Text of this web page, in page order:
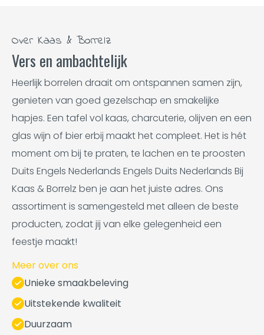
Over Kaas & Borrelz
Vers en ambachtelijk
Heerlijk borrelen draait om ontspannen samen zijn,
genieten van goed gezelschap en smakelijke
hapjes. Een tafel vol kaas, charcuterie, olijven en een
glas wijn of bier erbij maakt het compleet. Het is hét
moment om bij te praten, te lachen en te proosten
Duits Engels Nederlands Engels Duits Nederlands Bij
Kaas & Borrelz ben je aan het juiste adres. Ons
assortiment is samengesteld met alleen de beste
producten, zodat jij van elke gelegenheid een
feestje maakt!
Meer over ons
Unieke smaakbeleving
Uitstekende kwaliteit
Duurzaam